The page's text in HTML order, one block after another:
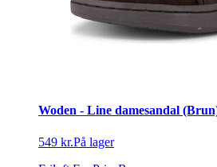
Woden - Line damesandal
549 kr.På lager